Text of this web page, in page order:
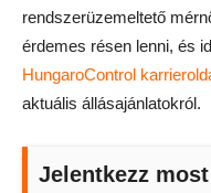
rendszerüzemeltető
érdemes résen lenni, és
HungaroControl
aktuális állásajánlatokról.
Jelentkezz most